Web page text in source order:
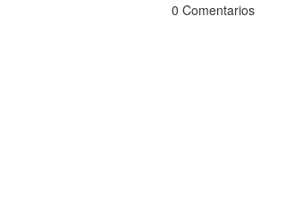
0 Comentarios